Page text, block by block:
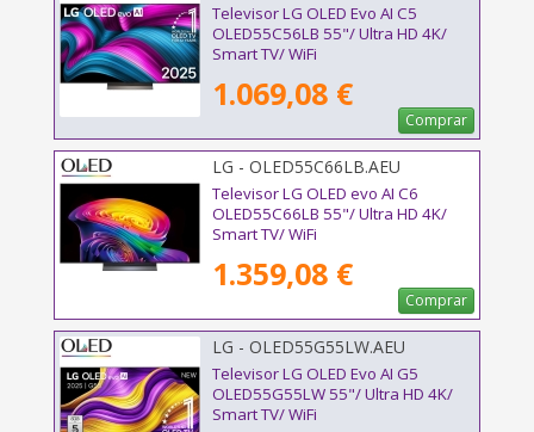
Televisor LG OLED Evo AI C5
OLED55C56LB 55"/ Ultra HD 4K/
Smart TV/ WiFi
1.069,08 €
Comprar
LG - OLED55C66LB.AEU
Televisor LG OLED evo AI C6
OLED55C66LB 55"/ Ultra HD 4K/
Smart TV/ WiFi
1.359,08 €
Comprar
LG - OLED55G55LW.AEU
Televisor LG OLED Evo AI G5
OLED55G55LW 55"/ Ultra HD 4K/
Smart TV/ WiFi